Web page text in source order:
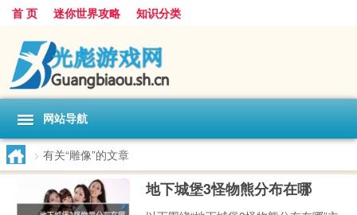
首 页 迷你世界攻略 知识分类
网站导航
> 有关“雕像”的文章
地下城堡3怪物熊分布在哪